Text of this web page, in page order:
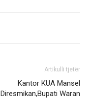
Artikulli tjetër
Kantor KUA Mansel
Diresmikan,Bupati Waran